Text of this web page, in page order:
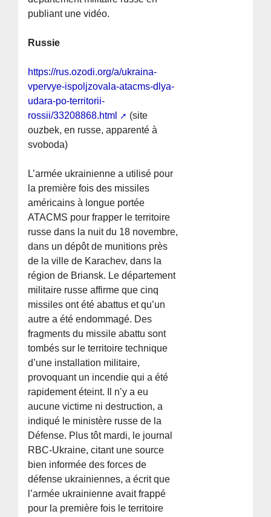
publiant une vidéo.
Russie
https://rus.ozodi.org/a/ukraina-
vpervye-ispoljzovala-atacms-dlya-
udara-po-territorii-
rossii/33208868.html
(site
ouzbek, en russe, apparenté à
svoboda)
L’armée ukrainienne a utilisé pour
la première fois des missiles
américains à longue portée
ATACMS pour frapper le territoire
russe dans la nuit du 18 novembre,
dans un dépôt de munitions près
de la ville de Karachev, dans la
région de Briansk. Le département
militaire russe affirme que cinq
missiles ont été abattus et qu’un
autre a été endommagé. Des
fragments du missile abattu sont
tombés sur le territoire technique
d’une installation militaire,
provoquant un incendie qui a été
rapidement éteint. Il n’y a eu
aucune victime ni destruction, a
indiqué le ministère russe de la
Défense. Plus tôt mardi, le journal
RBC-Ukraine, citant une source
bien informée des forces de
défense ukrainiennes, a écrit que
l’armée ukrainienne avait frappé
pour la première fois le territoire